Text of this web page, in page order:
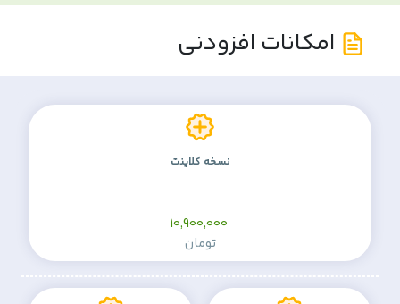
امکانات افزودنی
نسخه کلاینت
تومان